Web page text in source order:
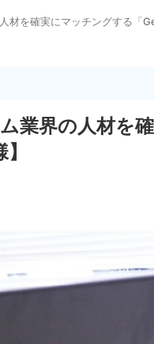
を確実にマッチングする「
業界の人材を